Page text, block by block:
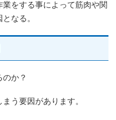
をする事によって筋肉や関
なる。
か？
う要因があります。